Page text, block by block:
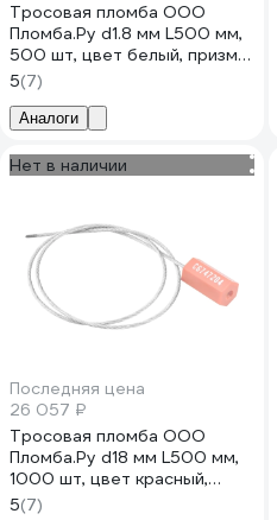
Тросовая пломба ООО
Пломба.Ру d1.8 мм L500 мм,
500 шт, цвет белый, призма
1006213
5(7)
Аналоги
Нет в наличии
Последняя цена
26 057 ₽
Тросовая пломба ООО
Пломба.Ру d18 мм L500 мм,
1000 шт, цвет красный,
призма 1006219
5(7)